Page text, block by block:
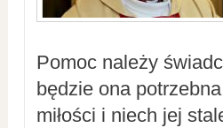
Pomoc należy
będzie ona
miłości i niech jej